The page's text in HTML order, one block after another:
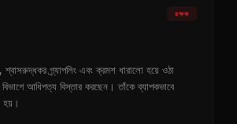
রক্ষক
গ্র্যাপলিং এবং ক্রমশ ধারালো হয়ে ওঠা
আধিপত্য বিস্তার করছেন। তাঁকে ব্যাপকভাবে
হয়।